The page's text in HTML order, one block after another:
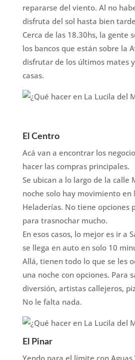
repararse del viento. Al no
disfruta del sol hasta bien
Cerca de las 18.30hs, la gente
los bancos que están sobre la
disfrutar de los últimos mates
casas.
El Centro
Acá van a encontrar los
hacer las compras principales.
Se ubican a lo largo de la calle
noche solo hay movimiento en
Heladerías. No tiene opciones
para trasnochar mucho.
En esos casos, lo mejor es ir a
se llega en auto en solo 10
Allá, tienen todo lo que se les
una noche con opciones. Para
diversión, artistas callejeros,
No le falta nada.
El Pinar